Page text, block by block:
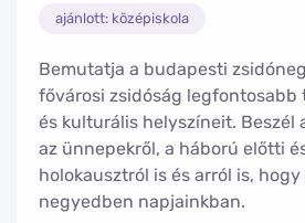
ajánlott: középiskola
Bemutatja a budapesti
fővárosi zsidóság legfontosabb
és kulturális helyszíneit. Beszél
az ünnepekről, a háború előtti
holokausztról is és arról is, hogy
negyedben napjainkban.